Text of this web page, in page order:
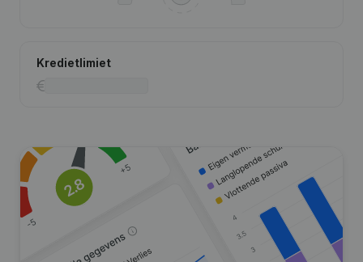
Kredietlimiet